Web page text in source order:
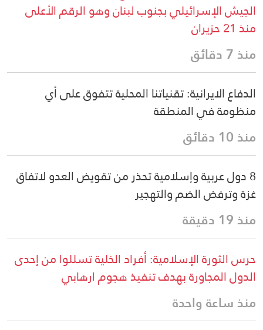
الجيش الإسرائيلي بجنوب لبنان وهو الرقم الأعلى
منذ 21 حزيران
منذ 7 دقائق
الدفاع الايرانية: تقنياتنا المحلية تتفوق على أي
منظومة في المنطقة
منذ 10 دقائق
8 دول عربية وإسلامية تحذر من تقويض العدو لاتفاق
غزة وترفض الضم والتهجير
منذ 19 دقيقة
حرس الثورة الإسلامية: أفراد الخلية تسللوا من إحدى
الدول المجاورة بهدف تنفيذ هجوم ارهابي
منذ ساعة واحدة